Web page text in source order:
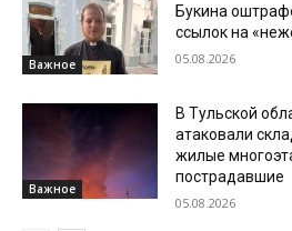
Важное
Букина
ссылок на
05.08.2026
Важное
В Тульской
атаковали
жилые
пострадавшие
05.08.2026